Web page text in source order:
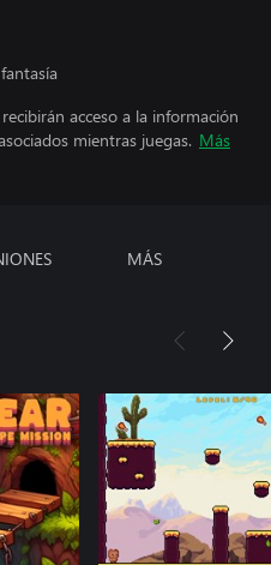
acceso a la información
mientras juegas. Más
MÁS